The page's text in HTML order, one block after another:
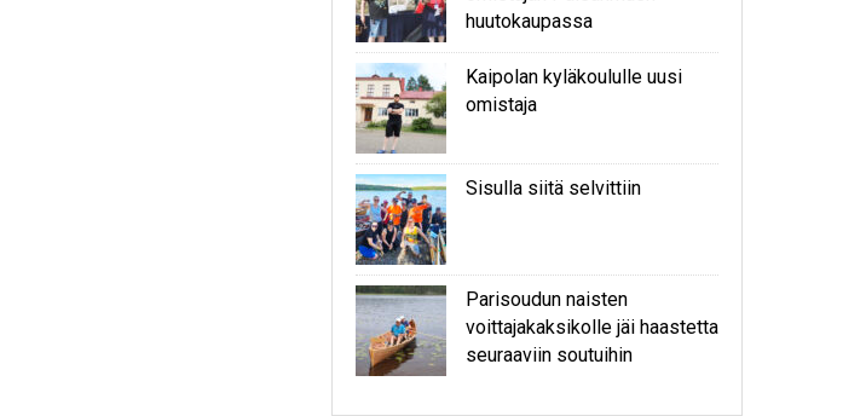
huutokaupassa
Kaipolan kyläkoululle uusi
omistaja
Sisulla siitä selvittiin
Parisoudun naisten
voittajakaksikolle jäi haastetta
seuraaviin soutuihin